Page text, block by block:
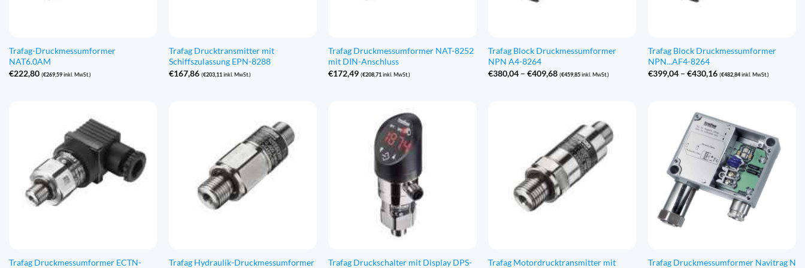
Trafag-Druckmessumformer
NAT6.0AM
€222,80 (€269,59inkl. MwSt.)
Trafag Drucktransmitter mit
Schiffszulassung EPN-8288
€167,86 (€203,11 inkl. MwSt.)
Trafag Druckmessumformer NAT-8252
mit DIN-Anschluss
€172,49 (€208,71 inkl. MwSt.)
Trafag Block Druckmessumformer
NPN A4-8264
€380,04 –€409,68Preisspanne:
€380,04
(€459,85inkl. MwSt.)
Trafag Block Druckmessumformer
NPN...AF4-8264
€399,04 – €430,16Preisspanne:
€399,04
(€482,84inkl. MwSt.)
Trafag Druckmessumformer ECTN-
Trafag Hydraulik-Druckmessumformer
Trafag Druckschalter mit Display DPS-
Trafag Motordrucktransmitter mit
Trafag Druckmessumformer Navitrag N